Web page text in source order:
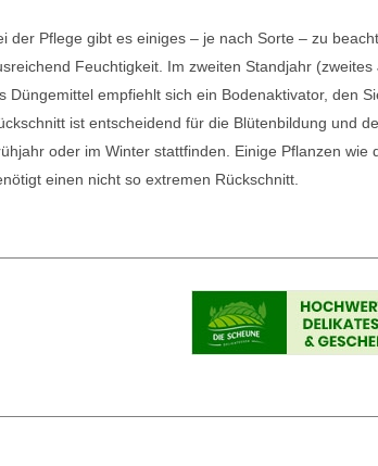
der Pflege gibt es einiges – je nach Sorte – zu
Feuchtigkeit. Im zweiten Standjahr
Düngemittel empfiehlt sich ein Bodenaktivator, den
ist entscheidend für die Blütenbildung und
oder im Winter stattfinden. Einige Pflanzen
einen nicht so extremen Rückschnitt.